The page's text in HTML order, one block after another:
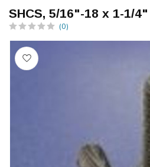
SHCS, 5/16"-18 x 1-1/4"
(0)